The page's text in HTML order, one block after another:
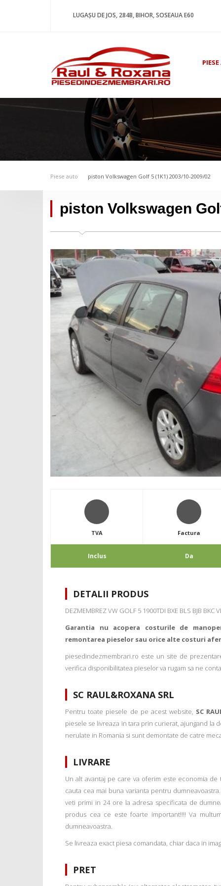
LUGAȘU DE JOS, 284B, BIHOR, SOSEAUA E60
Piese auto piston Volkswagen Golf 5 (1K1) 2003/10-2009/02
piston Volkswagen
TVA
Inclus
Factura
Da
DETALII PRODUS
DEZMEMBREZ VW GOLF 5 1900TDI BXE BLS BJB
Garantia nu acopera costurile de
remontarea pieselor sau orice alte costuri
piesedindezmembrari.ro este un site de
verifica disponibilitatea pieselor va rugam sa ne
SC RAUL&ROXANA SRL
Pentru toate piesele de pe acest website, SC
piesele se livreaza in tara prin curierat, ajungand la
nerulate in Romania si sunt demontate de catre
LIVRARE
Un alt avantaj pe care va oferim este economia
cauta cea mai buna varianta pentru
veti primi in 24 ore la adresa specificata de
produs cea ce este foarte important!!!! Va
dumneavoastra.
Se livreaza exact piesa comandata, chiar daca in
PRET